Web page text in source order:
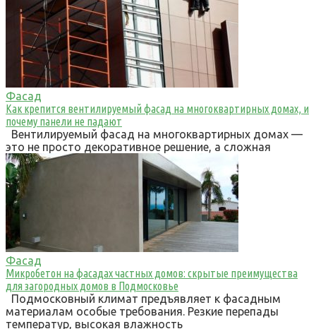
Фасад
Как крепится вентилируемый фасад на многоквартирных домах, и
почему панели не падают
Вентилируемый фасад на многоквартирных домах —
это не просто декоративное решение, а сложная
Фасад
Микробетон на фасадах частных домов: скрытые преимущества
для загородных домов в Подмосковье
Подмосковный климат предъявляет к фасадным
материалам особые требования. Резкие перепады
температур, высокая влажность